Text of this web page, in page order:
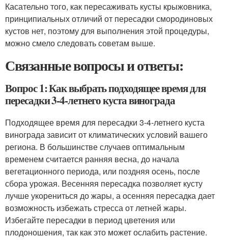
Касательно того, как пересаживать кусты крыжовника,
принципиальных отличий от пересадки смородиновых
кустов нет, поэтому для выполнения этой процедуры,
можно смело следовать советам выше.
Связанные вопросы и ответы:
Вопрос 1: Как выбрать подходящее время для
пересадки 3-4-летнего куста винограда
Подходящее время для пересадки 3-4-летнего куста
винограда зависит от климатических условий вашего
региона. В большинстве случаев оптимальным
временем считается ранняя весна, до начала
вегетационного периода, или поздняя осень, после
сбора урожая. Весенняя пересадка позволяет кусту
лучше укорениться до жары, а осенняя пересадка дает
возможность избежать стресса от летней жары.
Избегайте пересадки в период цветения или
плодоношения, так как это может ослабить растение.